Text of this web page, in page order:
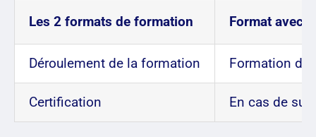
Les 2 formats de formation Format avec
Déroulement de la formation Formation de
Certification En cas de